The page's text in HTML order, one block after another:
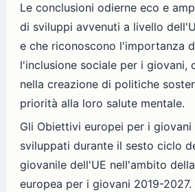
Le conclusioni odierne eco e
di sviluppi avvenuti a livello
e che riconoscono l'importanza
l'inclusione sociale per i giovani,
nella creazione di politiche
priorità alla loro salute mentale.
Gli Obiettivi europei per i
sviluppati durante il sesto ciclo
giovanile dell'UE nell'ambito
europea per i giovani 2019-